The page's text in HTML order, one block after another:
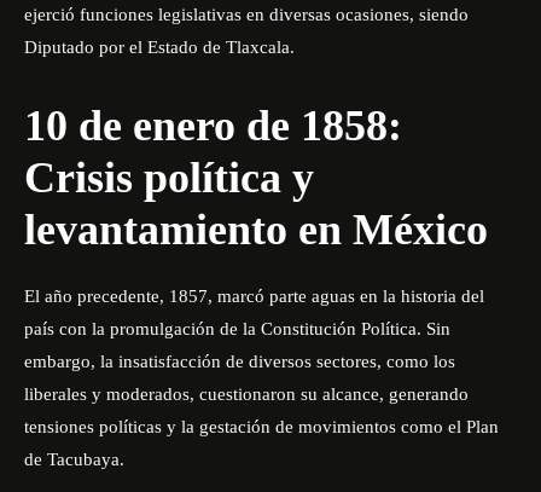
ejerció funciones legislativas en diversas ocasiones, siendo
Diputado por el Estado de Tlaxcala.
10 de enero de 1858:
Crisis política y
levantamiento en México
El año precedente, 1857, marcó parte aguas en la historia del
país con la promulgación de la Constitución Política. Sin
embargo, la insatisfacción de diversos sectores, como los
liberales y moderados, cuestionaron su alcance, generando
tensiones políticas y la gestación de movimientos como el Plan
de Tacubaya.